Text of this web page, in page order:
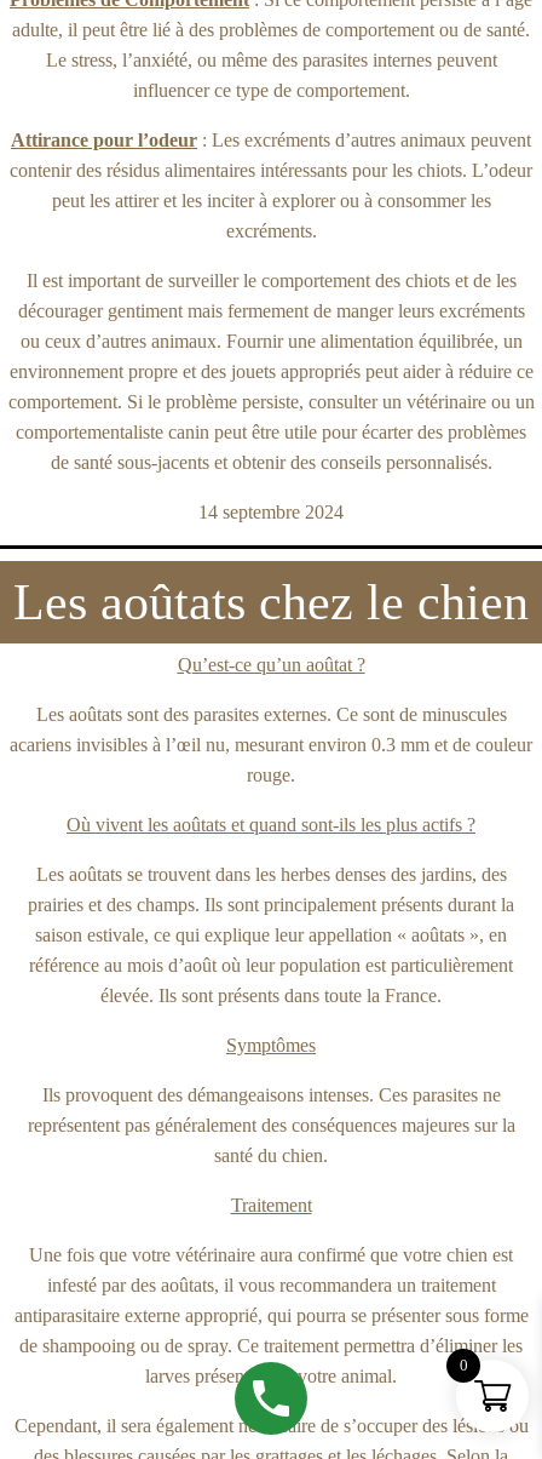
adulte, il peut être lié à des problèmes de comportement ou de santé.
Le stress, l’anxiété, ou même des parasites internes peuvent
influencer ce type de comportement.
Attirance pour l’odeur : Les excréments d’autres animaux peuvent
contenir des résidus alimentaires intéressants pour les chiots. L’odeur
peut les attirer et les inciter à explorer ou à consommer les
excréments.
Il est important de surveiller le comportement des chiots et de les
décourager gentiment mais fermement de manger leurs excréments
ou ceux d’autres animaux. Fournir une alimentation équilibrée, un
environnement propre et des jouets appropriés peut aider à réduire ce
comportement. Si le problème persiste, consulter un vétérinaire ou un
comportementaliste canin peut être utile pour écarter des problèmes
de santé sous-jacents et obtenir des conseils personnalisés.
14 septembre 2024
Les aoûtats chez le chien
Qu’est-ce qu’un aoûtat ?
Les aoûtats sont des parasites externes. Ce sont de minuscules
acariens invisibles à l’œil nu, mesurant environ 0.3 mm et de couleur
rouge.
Où vivent les aoûtats et quand sont-ils les plus actifs ?
Les aoûtats se trouvent dans les herbes denses des jardins, des
prairies et des champs. Ils sont principalement présents durant la
saison estivale, ce qui explique leur appellation « aoûtats », en
référence au mois d’août où leur population est particulièrement
élevée. Ils sont présents dans toute la France.
Symptômes
Ils provoquent des démangeaisons intenses. Ces parasites ne
représentent pas généralement des conséquences majeures sur la
santé du chien.
Traitement
Une fois que votre vétérinaire aura confirmé que votre chien est
infesté par des aoûtats, il vous recommandera un traitement
antiparasitaire externe approprié, qui pourra se présenter sous forme
de shampooing ou de spray. Ce traitement permettra d’éliminer les
larves présentes sur votre animal.
Cependant, il sera également nécessaire de s’occuper des lésions ou
0